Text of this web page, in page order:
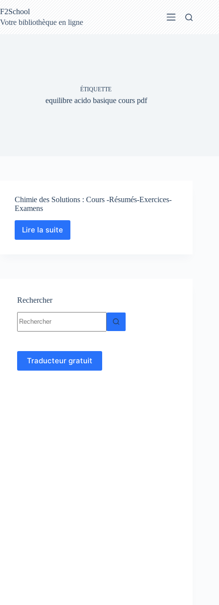
au
contenu
F2School
Votre bibliothèque en ligne
ÉTIQUETTE
equilibre acido basique cours pdf
Chimie des Solutions : Cours -Résumés-Exercices-
Examens
Lire la suite
Chimie
Exercices-
Rechercher
résultat
Traducteur gratuit